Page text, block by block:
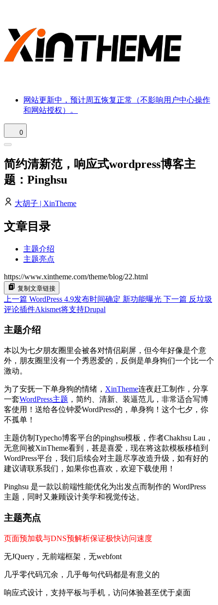
网站更新中，预计周五恢复正常（不影响用户中心操作
和网站授权）。
0
简约清新范，响应式wordpress博客主
题：Pinghsu
大胡子 | XinTheme
文章目录
主题介绍
主题亮点
https://www.xintheme.com/theme/blog/22.html
复制文章链接
上一篇 WordPress 4.9发布时间确定 新功能曝光 下一篇 反垃圾
评论插件Akismet将支持Drupal
主题介绍
本以为七夕朋友圈里会被各对情侣刷屏，但今年好像是个意
外，朋友圈里没有一个秀恩爱的，反倒是单身狗们一个比一个
激动。
为了安抚一下单身狗的情绪， XinTheme连夜赶工制作，分享
一套WordPress主题 ，简约、清新、装逼范儿，非常适合写博
客使用！送给各位钟爱WordPress的，单身狗！这个七夕，你
不孤单！
主题仿制Typecho博客平台的pinghsu模板，作者Chakhsu Lau，
无意间被XinTheme看到，甚是喜爱，现在将这款模板移植到
WordPress平台，我们后续会对主题尽享改造升级，如有好的
建议请联系我们，如果你也喜欢，欢迎下载使用！
Pinghsu 是一款以前端性能优化为出发点而制作的 WordPress
主题，同时又兼顾设计美学和视觉传达。
主题亮点
页面预加载与DNS预解析保证极快访问速度
无JQuery，无前端框架，无webfont
几乎零代码冗余，几乎每句代码都是有意义的
响应式设计，支持平板与手机，访问体验甚至优于桌面